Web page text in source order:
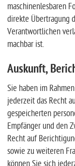
maschinenlesbaren
direkte Übertragung
Verantwortlichen
machbar ist.
Auskunft,
Sie haben im
jederzeit das Recht
gespeicherten
Empfänger und den
Recht auf
sowie zu weiteren